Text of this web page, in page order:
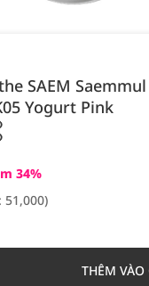
SAEM
Yogurt Pink
34%
51,000)
THÊM VÀO